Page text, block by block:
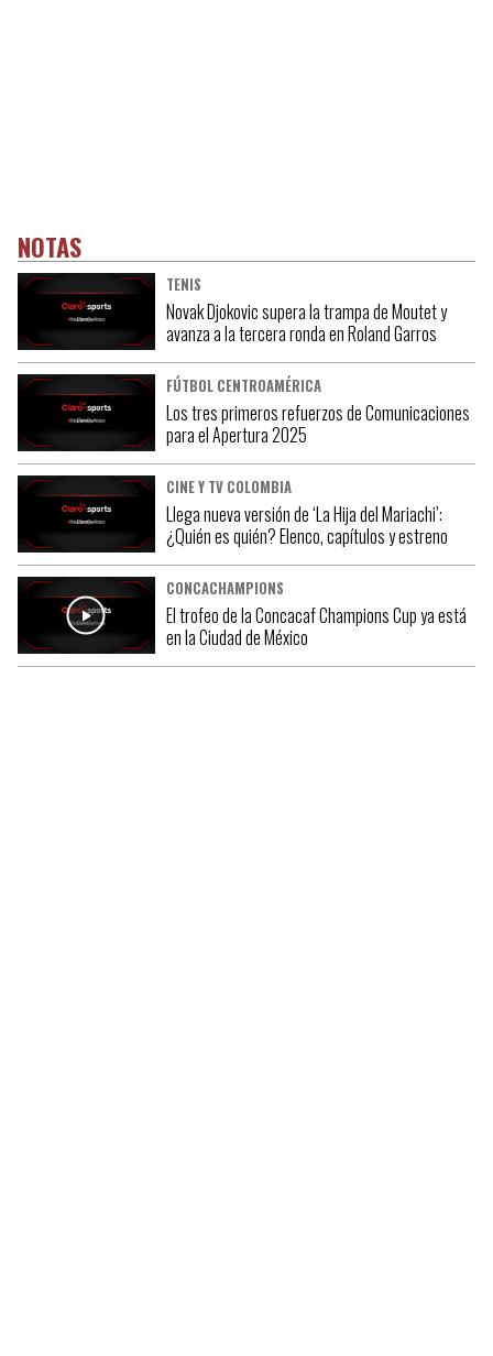
NOTAS
TENIS
Novak Djokovic supera la trampa de Moutet y
avanza a la tercera ronda en Roland Garros
FÚTBOL CENTROAMÉRICA
Los tres primeros refuerzos de Comunicaciones
para el Apertura 2025
CINE Y TV COLOMBIA
Llega nueva versión de ‘La Hija del Mariachi’:
¿Quién es quién? Elenco, capítulos y estreno
CONCACHAMPIONS
El trofeo de la Concacaf Champions Cup ya está
en la Ciudad de México